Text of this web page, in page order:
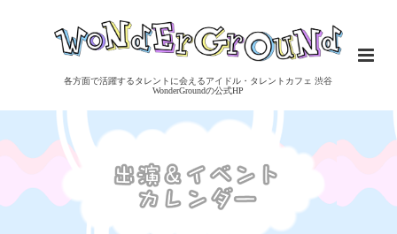
各方面で活躍するタレントに会えるアイドル・タレントカフェ 渋谷
WonderGroundの公式HP